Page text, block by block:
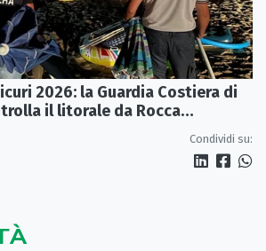
2026: la Guardia Costiera di
il litorale da Rocca
Condividi su: